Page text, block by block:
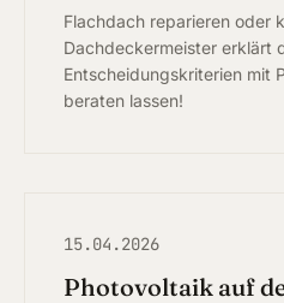
Flachdach reparieren oder
Dachdeckermeister erklärt
Entscheidungskriterien mit
beraten lassen!
15.04.2026
Photovoltaik auf